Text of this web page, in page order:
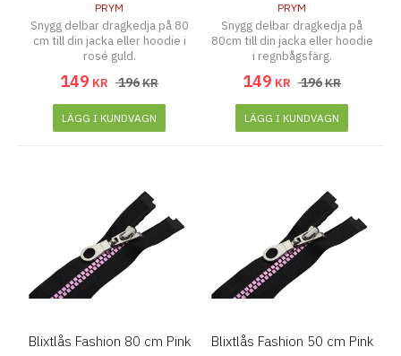
PRYM
Snygg delbar dragkedja på 80
cm till din jacka eller hoodie i
rosé guld.
149 KR 196KR
LÄGG I KUNDVAGN
PRYM
Snygg delbar dragkedja på
80cm till din jacka eller hoodie
i regnbågsfärg.
149 KR 196KR
LÄGG I KUNDVAGN
Blixtlås Fashion 80 cm Pink Blixtlås Fashion 50 cm Pink